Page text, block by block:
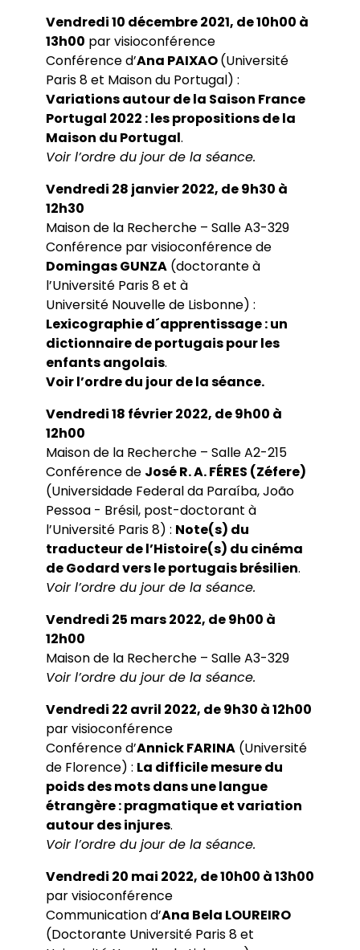
Vendredi 10 décembre 2021, de 10h00 à
13h00 par visioconférence
Conférence d’Ana PAIXAO(Université
Paris 8 et Maison du Portugal) :
Variations autour de la Saison France
Portugal 2022 : les propositions de la
Maison du Portugal.
Voir l’ordre du jour de la séance.
Vendredi 28 janvier 2022, de 9h30 à
12h30
Maison de la Recherche – Salle A3-329
Conférence par visioconférence de
Domingas GUNZA(doctorante à
l’Université Paris 8 et à
Université Nouvelle de Lisbonne) :
Lexicographie d´apprentissage : un
dictionnaire de portugais pour les
enfants angolais.
Voir l’ordre du jour de la séance.
Vendredi 18 février 2022, de 9h00 à
12h00
Maison de la Recherche – Salle A2-215
Conférence de José R. A. FÉRES (Zéfere)
(Universidade Federal da Paraíba, João
Pessoa - Brésil, post-doctorant à
l’Université Paris 8) : Note(s) du
traducteur de l’Histoire(s) du cinéma
de Godard vers le portugais brésilien.
Voir l’ordre du jour de la séance.
Vendredi 25 mars 2022, de 9h00 à
12h00
Maison de la Recherche – Salle A3-329
Voir l’ordre du jour de la séance.
Vendredi 22 avril 2022, de 9h30 à 12h00
par visioconférence
Conférence d’Annick FARINA(Université
de Florence) : La difficile mesure du
poids des mots dans une langue
étrangère : pragmatique et variation
autour des injures.
Voir l’ordre du jour de la séance.
Vendredi 20 mai 2022, de 10h00 à 13h00
par visioconférence
Communication d’Ana Bela LOUREIRO
(Doctorante Université Paris 8 et